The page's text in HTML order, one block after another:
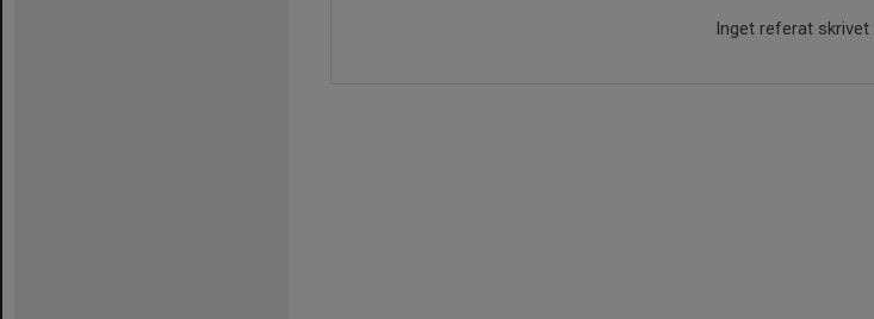
Inget referat skrivet